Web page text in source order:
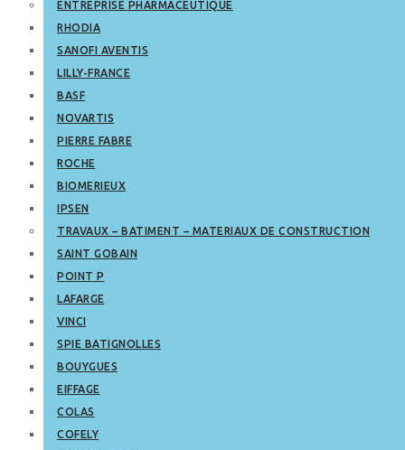
ENTREPRISE PHARMACEUTIQUE
RHODIA
SANOFI AVENTIS
LILLY-FRANCE
BASF
NOVARTIS
PIERRE FABRE
ROCHE
BIOMERIEUX
IPSEN
TRAVAUX – BATIMENT – MATERIAUX DE CONSTRUCTION
SAINT GOBAIN
POINT P
LAFARGE
VINCI
SPIE BATIGNOLLES
BOUYGUES
EIFFAGE
COLAS
COFELY